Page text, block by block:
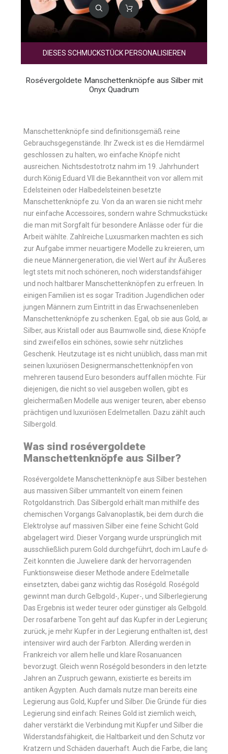
DIESES SCHMUCKSTÜCK PERSONALISIEREN
Rosévergoldete Manschettenknöpfe aus Silber mit
Onyx Quadrum
Manschettenknöpfe sind definitionsgemäß reine
Gebrauchsgegenstände. Ihr Zweck ist es die Hemdärmel
geschlossen zu halten, wo einfache Knöpfe nicht
ausreichen. Nichtsdestotrotz nahm im 19. Jahrhundert
durch König Eduard VII die Bekanntheit von vor allem mit
Edelsteinen oder Halbedelsteinen besetzte
Manschettenknöpfe zu. Von da an waren sie nicht mehr
nur einfache Accessoires, sondern wahre Schmuckstücke,
die man mit Sorgfalt für besondere Anlässe oder für die
Arbeit wählte. Zahlreiche Luxusmarken machten es sich
zur Aufgabe immer neuartigere Modelle zu kreieren, um
die neue Männergeneration, die viel Wert auf ihr Äußeres
legt stets mit noch schöneren, noch widerstandsfähiger
und noch haltbarer Manschettenknöpfen zu erfreuen. In
einigen Familien ist es sogar Tradition Jugendlichen oder
jungen Männern zum Eintritt in das Erwachsenenleben
Manschettenknöpfe zu schenken. Egal, ob sie aus Gold, aus
Silber, aus Kristall oder aus Baumwolle sind, diese Knöpfe
sind zweifellos ein schönes, sowie sehr nützliches
Geschenk. Heutzutage ist es nicht unüblich, dass man mit
seinen luxuriösen Designermanschettenknöpfen von
mehreren tausend Euro besonders auffallen möchte. Für
diejenigen, die nicht so viel ausgeben wollen, gibt es
gleichermaßen Modelle aus weniger teuren, aber ebenso
prächtigen und luxuriösen Edelmetallen. Dazu zählt auch
Silbergold.
Was sind rosévergoldete
Manschettenknöpfe aus Silber?
Rosévergoldete Manschettenknöpfe aus Silber bestehen
aus massiven Silber ummantelt von einem feinen
Rotgoldanstrich. Das Silbergold erhält man mithilfe des
chemischen Vorgangs Galvanoplastik, bei dem durch die
Elektrolyse auf massiven Silber eine feine Schicht Gold
abgelagert wird. Dieser Vorgang wurde ursprünglich mit
ausschließlich purem Gold durchgeführt, doch im Laufe der
Zeit konnten die Juweliere dank der hervorragenden
Funktionsweise dieser Methode andere Edelmetalle
einsetzten, dabei ganz wichtig das Roségold. Roségold
gewinnt man durch Gelbgold-, Kuper-, und Silberlegierung.
Das Ergebnis ist weder teurer oder günstiger als Gelbgold.
Der rosafarbene Ton geht auf das Kupfer in der Legierung
zurück, je mehr Kupfer in der Legierung enthalten ist, desto
intensiver wird auch der Farbton. Allerding werden in
Frankreich vor allem helle und klare Rosanuancen
bevorzugt. Gleich wenn Roségold besonders in den letzten
Jahren an Zuspruch gewann, existierte es bereits im
antiken Ägypten. Auch damals nutze man bereits eine
Legierung aus Gold, Kupfer und Silber. Die Gründe für diese
Legierung sind einfach: Reines Gold ist ziemlich weich,
daher verstärkt die Verbindung mit Kupfer und Silber die
Widerstandsfähigkeit, die Haltbarkeit und den Schutz vor
Kratzern und Schäden dauerhaft. Auch die Farbe, die lange